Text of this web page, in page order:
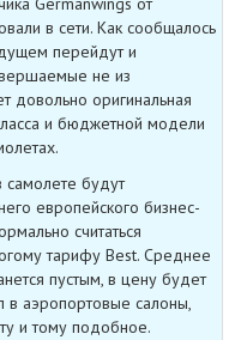
в сети. Как сообщалось
перейдут и
не из
довольно оригинальная
и бюджетной модели
самолете будут
европейского бизнес-
считаться
тарифу Best. Среднее
пустым, в цену будет
в аэропортовые салоны,
и тому подобное.